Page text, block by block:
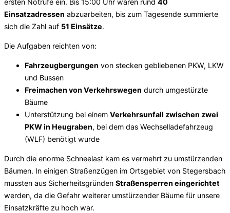
Einsatzadressen abzuarbeiten, bis zum Tagesende summierte
sich die Zahl auf 51 Einsätze.
Die Aufgaben reichten von:
Fahrzeugbergungen von stecken gebliebenen PKW, LKW
und Bussen
Freimachen von Verkehrswegen durch umgestürzte
Bäume
Unterstützung bei einem Verkehrsunfall zwischen zwei
PKW in Heugraben, bei dem das Wechselladefahrzeug
(WLF) benötigt wurde
Durch die enorme Schneelast kam es vermehrt zu umstürzenden
Bäumen. In einigen Straßenzügen im Ortsgebiet von Stegersbach
mussten aus Sicherheitsgründen Straßensperren eingerichtet
werden, da die Gefahr weiterer umstürzender Bäume für unsere
Einsatzkräfte zu hoch war.